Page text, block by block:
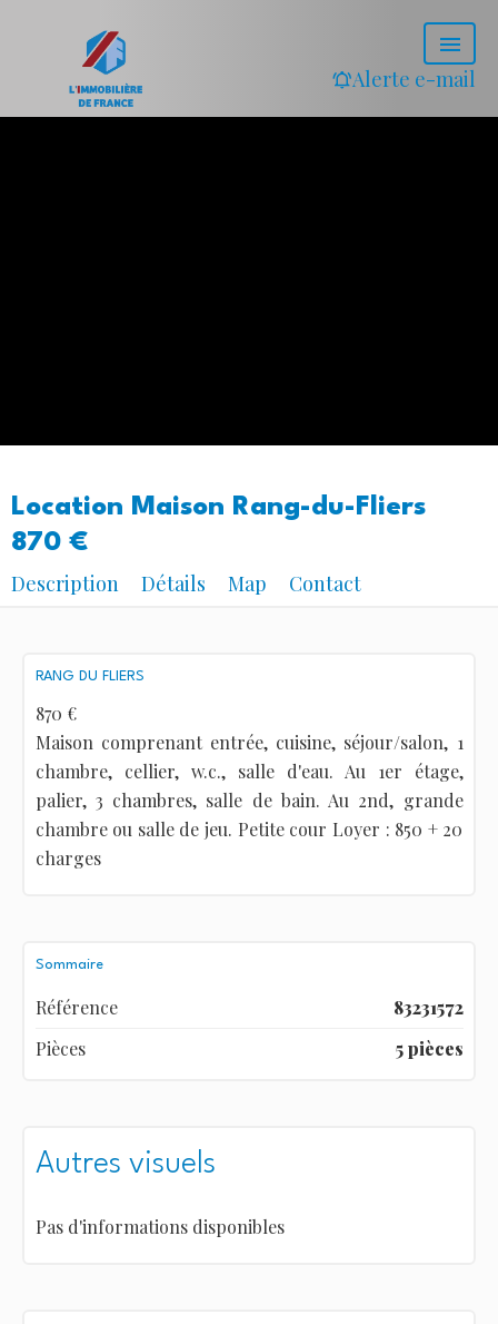
Alerte e-mail
Location Maison Rang-du-Fliers
870 €
Description
Détails Map Contact
RANG DU FLIERS
870 €
Maison comprenant entrée, cuisine, séjour/salon, 1
chambre, cellier, w.c., salle d'eau. Au 1er étage,
palier, 3 chambres, salle de bain. Au 2nd, grande
chambre ou salle de jeu. Petite cour Loyer : 850 + 20
charges
Sommaire
Référence
83231572
Pièces
5 pièces
Autres visuels
Pas d'informations disponibles